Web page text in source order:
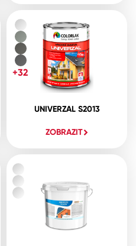
UNIVERZAL S2013
ZOBRAZIT
+32